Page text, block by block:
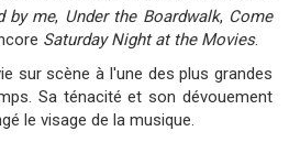
by me, Under the Boardwalk, Come
Saturday Night at the Movies.
sur scène à l'une des plus grandes
Sa ténacité et son dévouement
le visage de la musique.